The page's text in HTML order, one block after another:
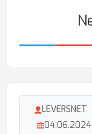
LEVERSNET
04.06.2024